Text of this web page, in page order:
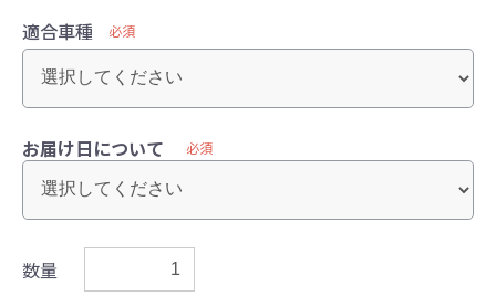
適合車種 必須
お届け日について 必須
数量